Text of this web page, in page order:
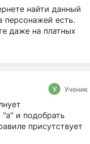
найти данный
персонажей есть.
даже на платных
У Ученик
и подобрать
присутствует